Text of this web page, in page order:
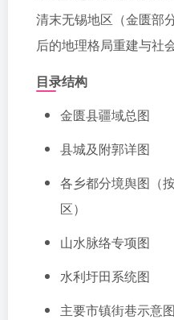
清末无锡地区（金匮部
后的地理格局重建与社
目录结构
金匮县疆域总图
县城及附郭详图
各乡都分境舆图（
区）
山水脉络专项图
水利圩田系统图
主要市镇街巷示意图